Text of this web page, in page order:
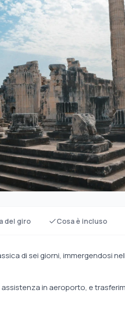
del giro Cosa è incluso
di sei giorni, immergendosi
in aeroporto, e